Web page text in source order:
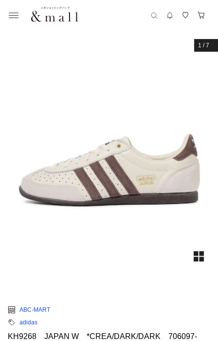
1 /7
ABC-MART
adidas
KH9268 JAPAN W *CREA/DARK/DARK 706097-